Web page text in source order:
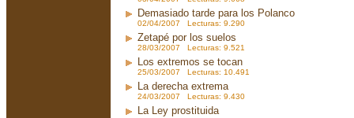
Demasiado tarde para los Polanco
02/04/2007 Lecturas: 9.290
Zetapé por los suelos
28/03/2007 Lecturas: 9.521
Los extremos se tocan
25/03/2007 Lecturas: 10.491
La derecha extrema
24/03/2007 Lecturas: 9.430
La Ley prostituida